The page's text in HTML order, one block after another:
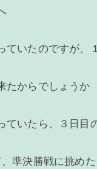
ていたのですが
たからでしょうか
ていたら、３日
準決勝戦に挑め